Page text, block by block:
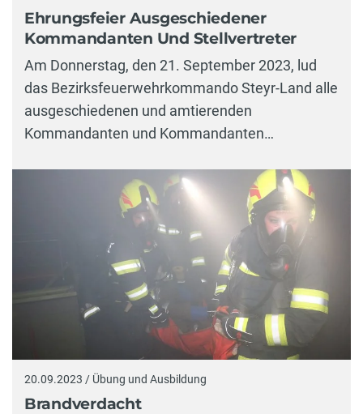
Ehrungsfeier Ausgeschiedener
Kommandanten Und Stellvertreter
Am Donnerstag, den 21. September 2023, lud
das Bezirksfeuerwehrkommando Steyr-Land alle
ausgeschiedenen und amtierenden
Kommandanten und Kommandanten…
20.09.2023 / Übung und Ausbildung
Brandverdacht